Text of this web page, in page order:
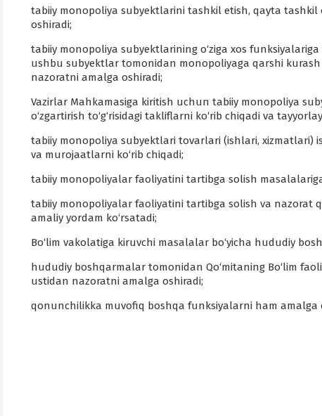
tabiiy monopoliya subyektlarini tashkil etish, qayta
oshiradi;
tabiiy monopoliya subyektlarining o‘ziga xos
ushbu subyektlar tomonidan monopoliyaga qarshi
nazoratni amalga oshiradi;
Vazirlar Mahkamasiga kiritish uchun tabiiy monopoliya
o‘zgartirish to‘g‘risidagi takliflarni ko‘rib chiqadi va
tabiiy monopoliya subyektlari tovarlari (ishlari, xizmatlari)
va murojaatlarni ko‘rib chiqadi;
tabiiy monopoliyalar faoliyatini tartibga solish
tabiiy monopoliyalar faoliyatini tartibga solish va nazorat
amaliy yordam ko‘rsatadi;
Bo‘lim vakolatiga kiruvchi masalalar bo‘yicha hududiy
hududiy boshqarmalar tomonidan Qo‘mitaning Bo‘lim
ustidan nazoratni amalga oshiradi;
qonunchilikka muvofiq boshqa funksiyalarni ham amalga